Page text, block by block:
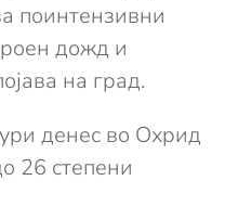
поинтензивни
дожд и
на град.
денес во Охрид
26 степени